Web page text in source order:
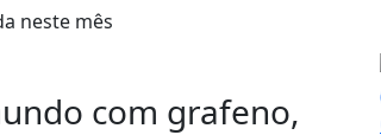
com grafeno,